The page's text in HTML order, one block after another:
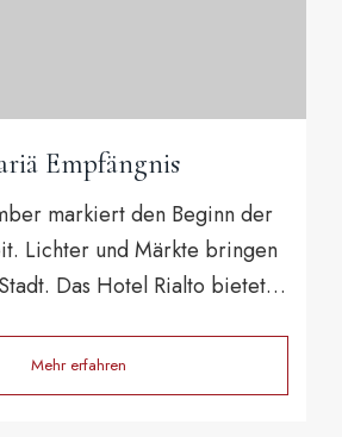
Empfängnis
markiert den Beginn der
Lichter und Märkte bringen
Das Hotel Rialto bietet…
Mehr erfahren